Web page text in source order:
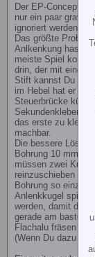
Der EP-Concept
nur ein paar
ignoriert werden.
Das größte
Anlkenkung hast
meiste Spiel
drin, der mit einem
Stift kannst Du
im Hebel hat er
Steuerbrücke
Sekundenkleber
das erste zu
machbar.
Die bessere
Bohrung 10 mm
müssen zwei
reinzuschieben
Bohrung so
Anlenkkugel
werden, damit der
gerade am
Flachalu fräsen
(Wenn Du dazu